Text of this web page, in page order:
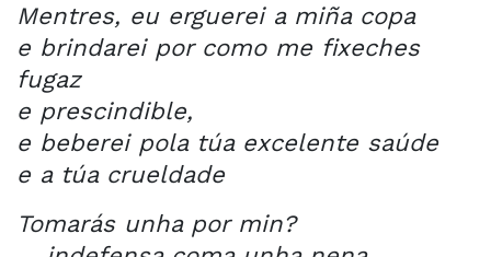
Mentres, eu erguerei a miña copa
e brindarei por como me fixeches
fugaz
e prescindible,
e beberei pola túa excelente saúde
e a túa crueldade
Tomarás unha por min?